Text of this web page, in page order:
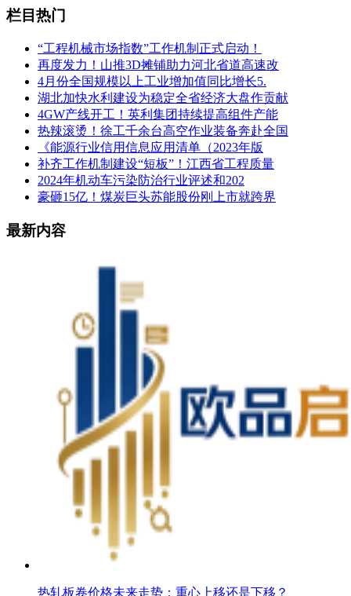
栏目热门
“工程机械市场指数”工作机制正式启动！
再度发力！山推3D摊铺助力河北省道高速改
4月份全国规模以上工业增加值同比增长5.
湖北加快水利建设为稳定全省经济大盘作贡献
4GW产线开工！英利集团持续提高组件产能
热辣滚烫！徐工千余台高空作业装备奔赴全国
《能源行业信用信息应用清单（2023年版
补齐工作机制建设“短板”！江西省工程质量
2024年机动车污染防治行业评述和202
豪砸15亿！煤炭巨头苏能股份刚上市就跨界
最新内容
热轧板卷价格未来走势：重心上移还是下移？